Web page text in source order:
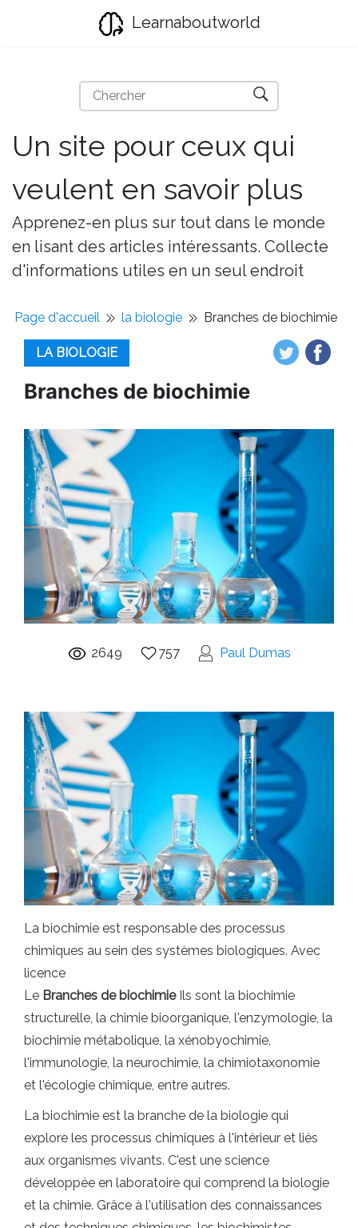
Learnaboutworld
Un site pour ceux qui
veulent en savoir plus
Apprenez-en plus sur tout dans le monde
en lisant des articles intéressants. Collecte
d'informations utiles en un seul endroit
Page d'accueil la biologie Branches de biochimie
LA BIOLOGIE
Branches de biochimie
2649 757 Paul Dumas
La biochimie est responsable des processus
chimiques au sein des systèmes biologiques. Avec
licence
Le Branches de biochimieIls sont la biochimie
structurelle, la chimie bioorganique, l'enzymologie, la
biochimie métabolique, la xénobyochimie,
l'immunologie, la neurochimie, la chimiotaxonomie
et l'écologie chimique, entre autres.
La biochimie est la branche de la biologie qui
explore les processus chimiques à l'intérieur et liés
aux organismes vivants. C'est une science
développée en laboratoire qui comprend la biologie
et la chimie. Grâce à l'utilisation des connaissances